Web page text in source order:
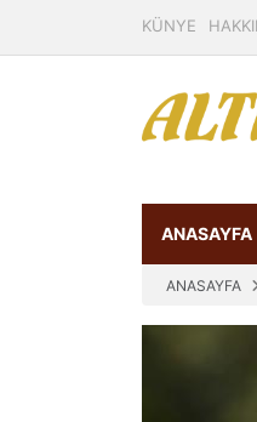
KÜNYE
ANASAYFA
ANASAYFA